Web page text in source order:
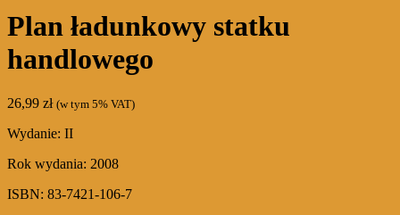
Plan ładunkowy statku
handlowego
26,99 zł (w tym 5% VAT)
Wydanie: II
Rok wydania: 2008
ISBN: 83-7421-106-7